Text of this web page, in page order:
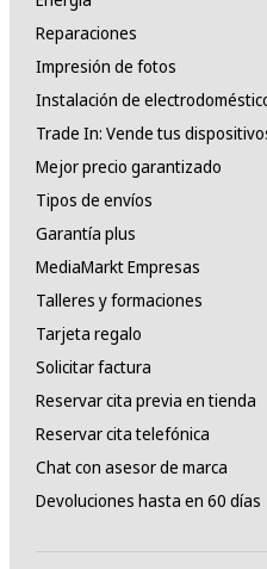
Reparaciones
Impresión de fotos
Instalación de
Trade In: Vende tus
Mejor precio garantizado
Tipos de envíos
Garantía plus
MediaMarkt Empresas
Talleres y formaciones
Tarjeta regalo
Solicitar factura
Reservar cita previa en tienda
Reservar cita telefónica
Chat con asesor de marca
Devoluciones hasta en 60 días